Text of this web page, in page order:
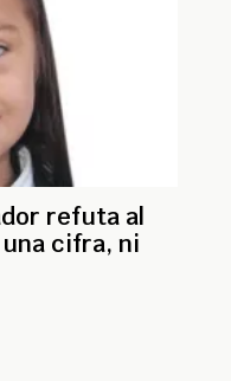
refuta al
cifra, ni